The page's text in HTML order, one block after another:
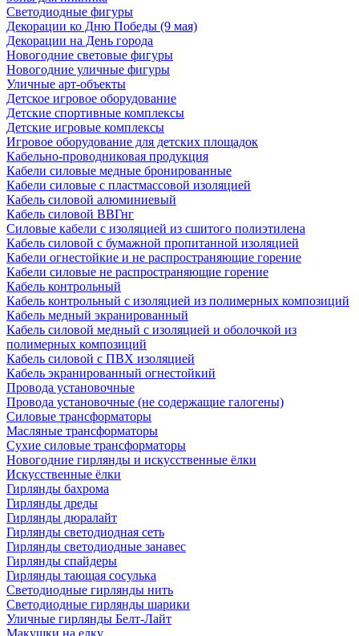
Светодиодные фигуры
Декорации ко Дню Победы (9 мая)
Декорации на День города
Новогодние световые фигуры
Новогодние уличные фигуры
Уличные арт-объекты
Детское игровое оборудование
Детские спортивные комплексы
Детские игровые комплексы
Игровое оборудование для детских площадок
Кабельно-проводниковая продукция
Кабели силовые медные бронированные
Кабели силовые с пластмассовой изоляцией
Кабель силовой алюминиевый
Кабель силовой ВВГнг
Силовые кабели с изоляцией из сшитого полиэтилена
Кабель силовой с бумажной пропитанной изоляцией
Кабели огнестойкие и не распространяющие горение
Кабели силовые не распространяющие горение
Кабель контрольный
Кабель контрольный с изоляцией из полимерных композиций
Кабель медный экранированный
Кабель силовой медный с изоляцией и оболочкой из
полимерных композиций
Кабель силовой с ПВХ изоляцией
Кабель экранированный огнестойкий
Провода установочные
Провода установочные (не содержащие галогены)
Силовые трансформаторы
Масляные трансформаторы
Сухие силовые трансформаторы
Новогодние гирлянды и искусственные ёлки
Искусственные ёлки
Гирлянды бахрома
Гирлянды дреды
Гирлянды дюралайт
Гирлянды светодиодная сеть
Гирлянды светодиодные занавес
Гирлянды спайдеры
Гирлянды тающая сосулька
Светодиодные гирлянды нить
Светодиодные гирлянды шарики
Уличные гирлянды Белт-Лайт
Макушки на елку